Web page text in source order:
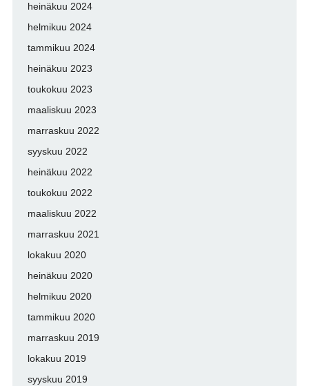
heinäkuu 2024
helmikuu 2024
tammikuu 2024
heinäkuu 2023
toukokuu 2023
maaliskuu 2023
marraskuu 2022
syyskuu 2022
heinäkuu 2022
toukokuu 2022
maaliskuu 2022
marraskuu 2021
lokakuu 2020
heinäkuu 2020
helmikuu 2020
tammikuu 2020
marraskuu 2019
lokakuu 2019
syyskuu 2019